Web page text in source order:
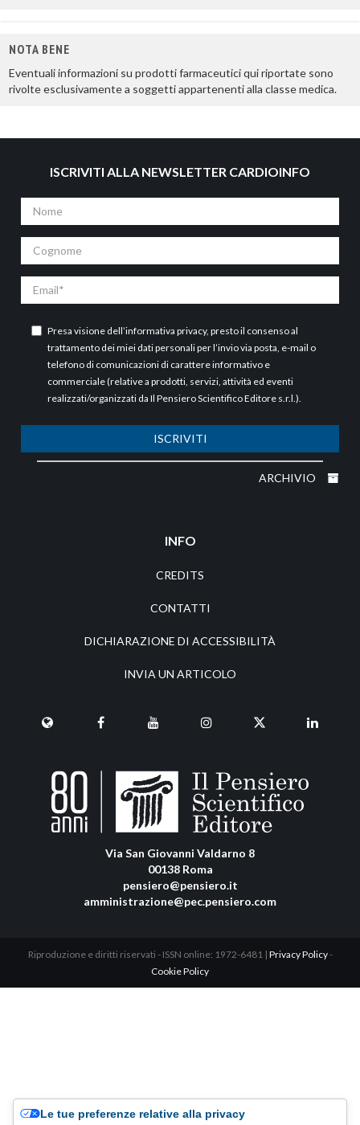
NOTA BENE
Eventuali informazioni su prodotti farmaceutici qui riportate sono
rivolte esclusivamente a soggetti appartenenti alla classe medica.
ISCRIVITI ALLA NEWSLETTER CARDIOINFO
Nome
Cognome
Email
Presa visione dell’informativa privacy, presto il consenso al
trattamento dei miei dati personali per l’invio via posta, e-mail o
telefono di comunicazioni di carattere informativo e
commerciale (relative a prodotti, servizi, attività ed eventi
realizzati/organizzati da Il Pensiero Scientifico Editore s.r.l.).
ISCRIVITI
ARCHIVIO
INFO
CREDITS
CONTATTI
DICHIARAZIONE DI ACCESSIBILITÀ
INVIA UN ARTICOLO
Via San Giovanni Valdarno 8
00138 Roma
pensiero@pensiero.it
amministrazione@pec.pensiero.com
Riproduzione e diritti riservati - ISSN online: 1972-6481 | Privacy Policy-
Cookie Policy
Le tue preferenze relative alla privacy